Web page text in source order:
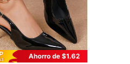
Ahorro de $1.62